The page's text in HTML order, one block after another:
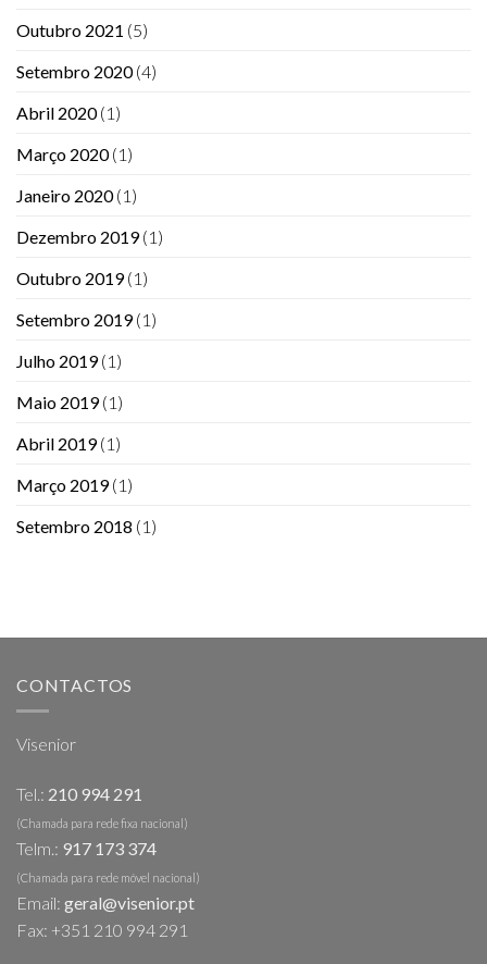
Outubro 2021 (5)
Setembro 2020(4)
Abril 2020(1)
Março 2020(1)
Janeiro 2020(1)
Dezembro 2019(1)
Outubro 2019(1)
Setembro 2019(1)
Julho 2019(1)
Maio 2019(1)
Abril 2019(1)
Março 2019(1)
Setembro 2018 (1)
CONTACTOS
Visenior
Tel.: 210 994 291
(Chamada para rede fixa nacional)
Telm.: 917 173 374
(Chamada para rede móvel nacional)
Email: geral@visenior.pt
Fax: +351 210 994 291